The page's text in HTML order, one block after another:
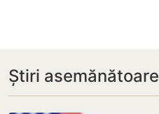
Știri asemănătoare